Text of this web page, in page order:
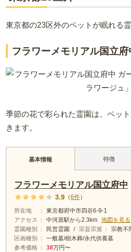
東京都の23区外のペットが眠れる
フラワーメモリアル国立府
季節の花で彩られた霊園は、ペッ
きます。
基本情報 特徴
フラワーメモリアル国立府中
3.9 （6件）
所在地
東京都府中市四谷6-9-1
アクセス
中河原駅から2.3km 地図を見る
霊園種別
民営霊園 / 宗旨宗派
宗教不
区画種別
一般墓/樹木葬/永代供養墓
参考価格
38万円〜